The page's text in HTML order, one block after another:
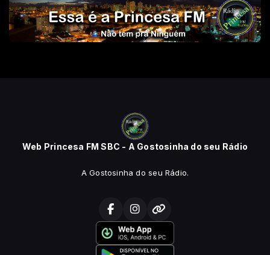
Web Princesa FM SBC - A Gostosinha do seu Rádio
A Gostosinha do seu Rádio.